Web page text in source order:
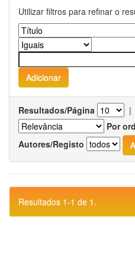
Utilizar filtros para refinar o
Resultados/Página |
Por
Autores/Registo
Resultados 1-1 de 1.